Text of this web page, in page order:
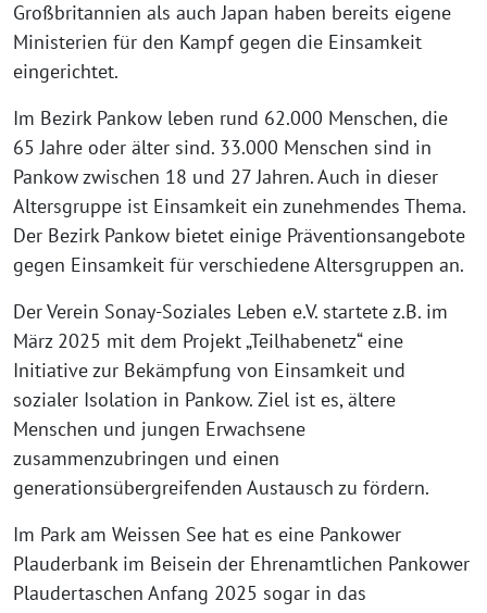
Großbritannien als auch Japan haben bereits eigene
Ministerien für den Kampf gegen die Einsamkeit
eingerichtet.
Im Bezirk Pankow leben rund 62.000 Menschen, die
65 Jahre oder älter sind. 33.000 Menschen sind in
Pankow zwischen 18 und 27 Jahren. Auch in dieser
Altersgruppe ist Einsamkeit ein zunehmendes Thema.
Der Bezirk Pankow bietet einige Präventionsangebote
gegen Einsamkeit für verschiedene Altersgruppen an.
Der Verein Sonay-Soziales Leben e.V. startete z.B. im
März 2025 mit dem Projekt „Teilhabenetz“ eine
Initiative zur Bekämpfung von Einsamkeit und
sozialer Isolation in Pankow. Ziel ist es, ältere
Menschen und jungen Erwachsene
zusammenzubringen und einen
generationsübergreifenden Austausch zu fördern.
Im Park am Weissen See hat es eine Pankower
Plauderbank im Beisein der Ehrenamtlichen Pankower
Plaudertaschen Anfang 2025 sogar in das